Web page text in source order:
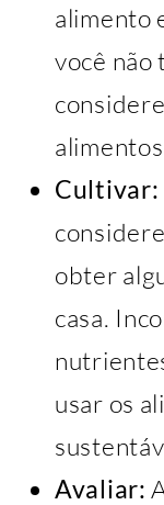
alimento
você não
Cultivar:
obter
casa.
usar os
Avaliar: